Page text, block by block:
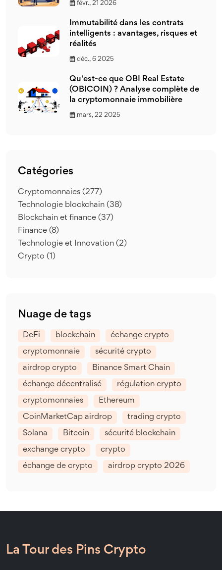
févr., 21 2026
Immutabilité dans les contrats
intelligents : avantages, risques et
réalités
déc., 6 2025
Qu'est-ce que OBI Real Estate
(OBICOIN) ? Analyse complète de
la cryptomonnaie immobilière
mars, 22 2025
Catégories
Cryptomonnaies (277)
Technologie blockchain (38)
Blockchain et finance (37)
Finance (8)
Technologie et Innovation (2)
Crypto (1)
Nuage de tags
DeFi blockchain échange crypto
cryptomonnaie sécurité crypto
airdrop crypto Binance Smart Chain
échange décentralisé régulation crypto
cryptomonnaies Ethereum
CoinMarketCap airdrop trading crypto
Solana Bitcoin sécurité blockchain
exchange crypto crypto
échange de crypto airdrop crypto 2026
La Tour des Pins Crypto